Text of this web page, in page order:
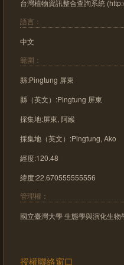
台灣植物資訊整合查詢系統
語言：
中文
範圍：
縣:Pingtung 屏東
縣（英文）:Pingtung 屏東
採集地:屏東, 阿緱
採集地（英文）:Pingtung, Ako
經度:120.48
緯度:22.670555555556
管理權：
國立臺灣大學 生態學與演化生物
授權聯絡窗口